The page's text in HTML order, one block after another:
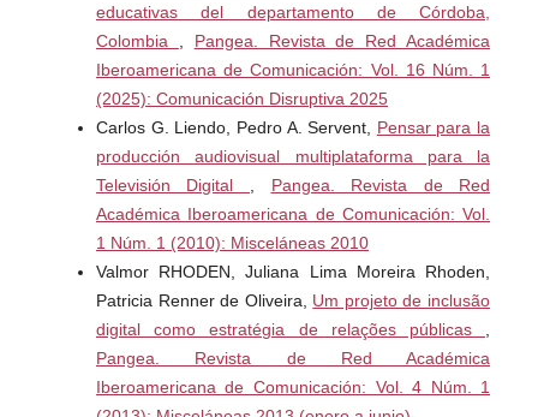
Guber, R. (2004). El salvaje metropolitano.
Reconstrucción del conocimiento social en el trabajo de
campo. Paidós.
Guzmán, V. (2021). El método cualitativo y su aporte a la
investigación en las ciencias sociales. Gestionar. Revista
de empresa y gobierno, 1 (4), 19-31.
https://doi.org/10.35622/j.rg.2021.04.002
Hernández Sampieri, R. et al. (2003). Metodología de la
Investigación Social. Mc Graw-Hill.
Kandel, L. (1982). Reflexões sobre o Uso da Entrevista,
Especialmente a Não-Diretiva, e sobre as Pesquisas de
educativas del departamento de Córdoba,
Colombia
Pangea. Revista de Red Académica
Iberoamericana de Comunicación: Vol. 16 Núm. 1
(2025): Comunicación Disruptiva 2025
Carlos G. Liendo, Pedro A. Servent, Pensar para la
producción audiovisual multiplataforma para la
Televisión Digital
Pangea. Revista de Red
Académica Iberoamericana de Comunicación: Vol.
1 Núm. 1 (2010): Misceláneas 2010
Valmor RHODEN, Juliana Lima Moreira Rhoden,
Patricia Renner de Oliveira, Um projeto de inclusão
digital como estratégia de relações públicas
Pangea. Revista de Red Académica
Iberoamericana de Comunicación: Vol. 4 Núm. 1